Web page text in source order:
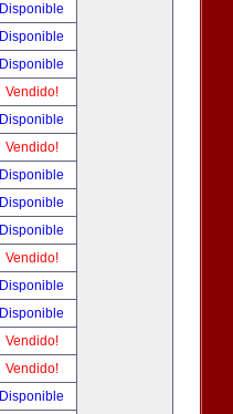
Disponible
Disponible
Disponible
Vendido!
Disponible
Vendido!
Disponible
Disponible
Disponible
Vendido!
Disponible
Disponible
Vendido!
Vendido!
Disponible